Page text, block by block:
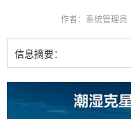
作者：系统管理员
信息摘要：